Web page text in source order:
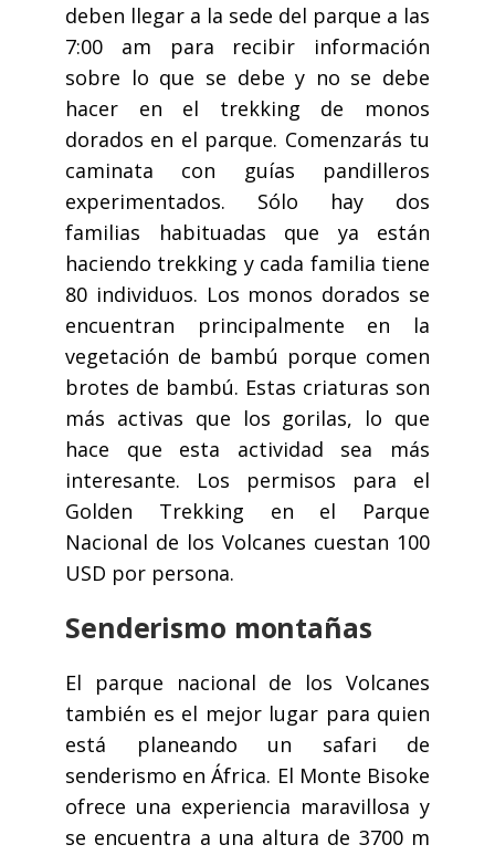
deben llegar a la sede del parque a las
7:00 am para recibir información
sobre lo que se debe y no se debe
hacer en el trekking de monos
dorados en el parque. Comenzarás tu
caminata con guías pandilleros
experimentados. Sólo hay dos
familias habituadas que ya están
haciendo trekking y cada familia tiene
80 individuos. Los monos dorados se
encuentran principalmente en la
vegetación de bambú porque comen
brotes de bambú. Estas criaturas son
más activas que los gorilas, lo que
hace que esta actividad sea más
interesante. Los permisos para el
Golden Trekking en el Parque
Nacional de los Volcanes cuestan 100
USD por persona.
Senderismo montañas
El parque nacional de los Volcanes
también es el mejor lugar para quien
está planeando un safari de
senderismo en África. El Monte Bisoke
ofrece una experiencia maravillosa y
se encuentra a una altura de 3700 m